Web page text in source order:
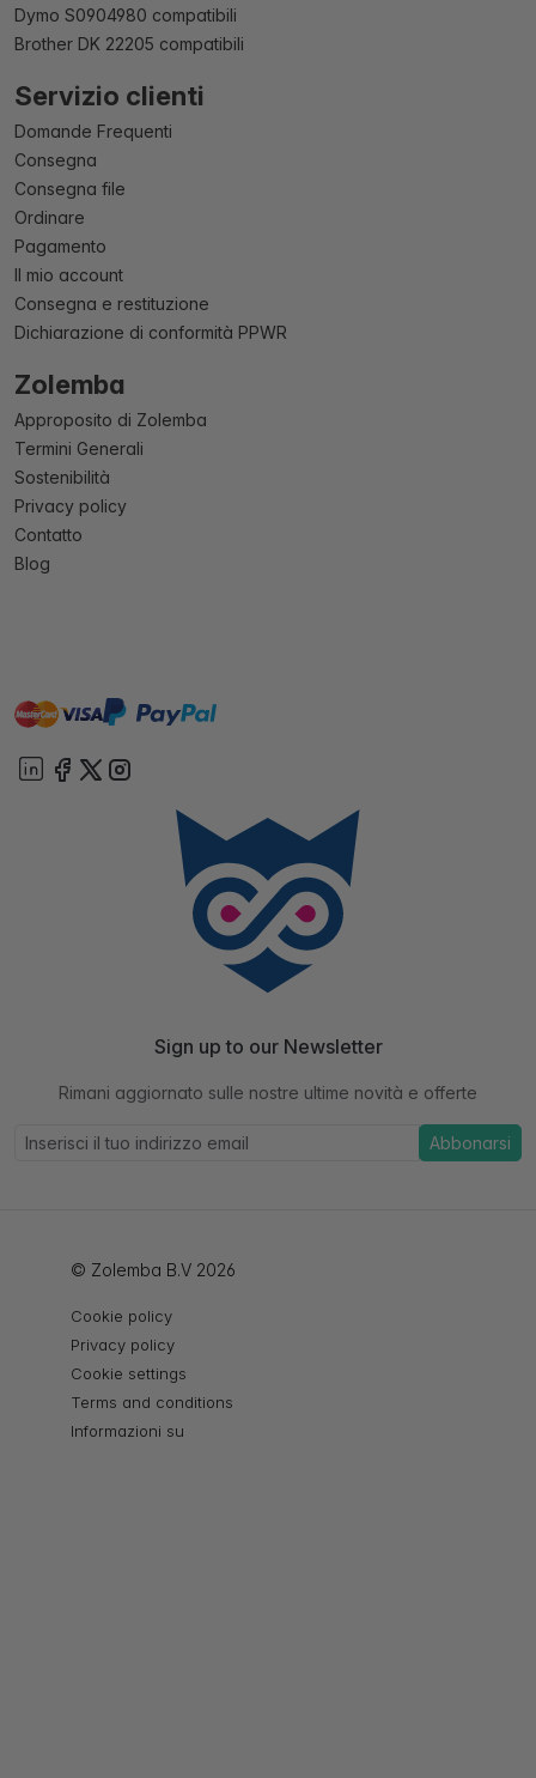
Dymo S0904980 compatibili
Brother DK 22205 compatibili
Servizio clienti
Domande Frequenti
Consegna
Consegna file
Ordinare
Pagamento
Il mio account
Consegna e restituzione
Dichiarazione di conformità PPWR
Zolemba
Approposito di Zolemba
Termini Generali
Sostenibilità
Privacy policy
Contatto
Blog
mastervisa paypal
Sign up to our Newsletter
Rimani aggiornato sulle nostre ultime novità e offerte
Abbonarsi
© Zolemba B.V 2026
Cookie policy
Privacy policy
Cookie settings
Terms and conditions
Informazioni su